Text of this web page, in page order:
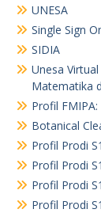
UNESA
Single Sign
SIDIA
Unesa
Matematika
Profil
Botanical
Profil Prodi
Profil Prodi
Profil Prodi
Profil Prodi